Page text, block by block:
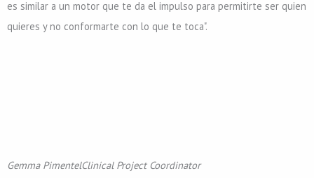
es similar a un motor que te da el impulso para permitirte ser quien
quieres y no conformarte con lo que te toca".
Gemma PimentelClinical Project Coordinator